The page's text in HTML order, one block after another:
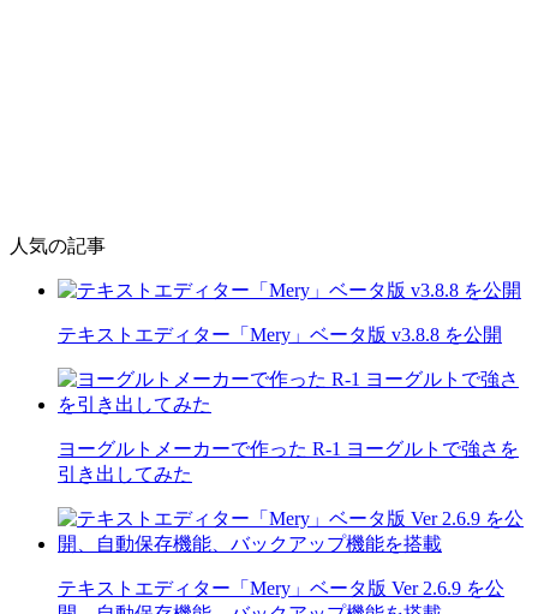
人気の記事
テキストエディター「Mery」ベータ版 v3.8.8 を公開
ヨーグルトメーカーで作った R-1 ヨーグルトで強さを
引き出してみた
テキストエディター「Mery」ベータ版 Ver 2.6.9 を公